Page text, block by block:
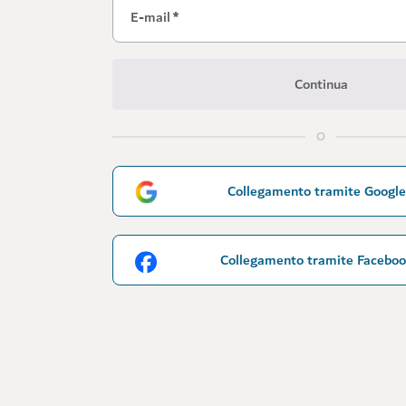
E-mail*
Continua
O
Collegamento tramite Google
Collegamento tramite